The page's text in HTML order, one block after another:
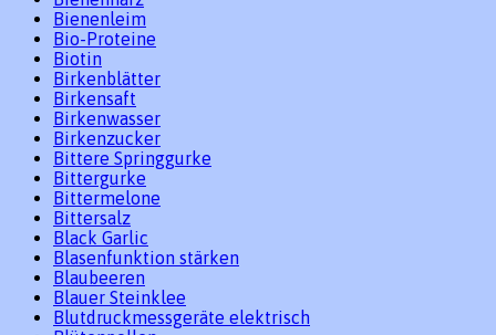
Bienenleim
Bio-Proteine
Biotin
Birkenblätter
Birkensaft
Birkenwasser
Birkenzucker
Bittere Springgurke
Bittergurke
Bittermelone
Bittersalz
Black Garlic
Blasenfunktion stärken
Blaubeeren
Blauer Steinklee
Blutdruckmessgeräte elektrisch